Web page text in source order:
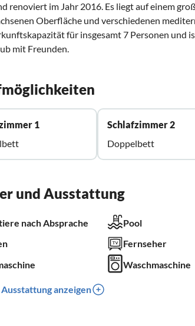
renoviert im Jahr 2016. Es liegt auf einem
Oberfläche und verschiedenen
für insgesamt 7 Personen und
mit Freunden.
1
Schlafzimmer 2
Doppelbett
und Ausstattung
nach Absprache Pool
Fernseher
Waschmaschine
anzeigen